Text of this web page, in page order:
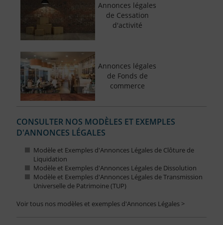
Annonces légales
de Cessation
d'activité
Annonces légales
de Fonds de
commerce
CONSULTER NOS MODÈLES ET EXEMPLES
D'ANNONCES LÉGALES
Modèle et Exemples d'Annonces Légales de Clôture de
Liquidation
Modèle et Exemples d'Annonces Légales de Dissolution
Modèle et Exemples d'Annonces Légales de Transmission
Universelle de Patrimoine (TUP)
Voir tous nos modèles et exemples d'Annonces Légales >